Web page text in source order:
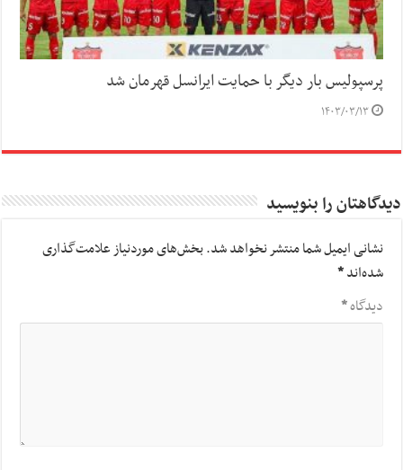
پرسپولیس بار دیگر با حمایت ایرانسل قهرمان شد
۱۴۰۳/۰۳/۱۳
دیدگاهتان را بنویسید
نشانی ایمیل شما منتشر نخواهد شد.بخش‌های موردنیاز علامت‌گذاری
شده‌اند*
دیدگاه*